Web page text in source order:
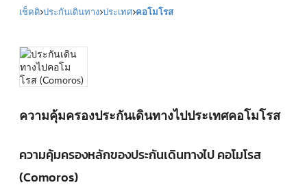
เช็คดิ ประกันเดินทาง ประเทศ คอโมโรส
ความคุ้มครองประกันเดินทางไปประเทศคอโมโรส
ความคุ้มครองหลักของประกันเดินทางไป คอโมโรส
(Comoros)